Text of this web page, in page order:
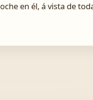
en él, á vista de